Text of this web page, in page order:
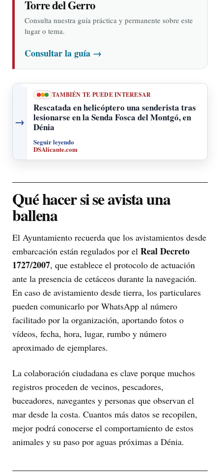
Torre del Gerro
Consulta nuestra guía práctica y permanente sobre este
lugar o tema.
Consultar la guía →
→
TAMBIÉN TE PUEDE INTERESAR
Rescatada en helicóptero una senderista tras
lesionarse en la Senda Fosca del Montgó, en
Dénia
Seguir leyendo
DSAlicante.com
Qué hacer si se avista una
ballena
El Ayuntamiento recuerda que los avistamientos desde
embarcación están regulados por el Real Decreto
1727/2007, que establece el protocolo de actuación
ante la presencia de cetáceos durante la navegación.
En caso de avistamiento desde tierra, los particulares
pueden comunicarlo por WhatsApp al número
facilitado por la organización, aportando fotos o
vídeos, fecha, hora, lugar, rumbo y número
aproximado de ejemplares.
La colaboración ciudadana es clave porque muchos
registros proceden de vecinos, pescadores,
buceadores, navegantes y personas que observan el
mar desde la costa. Cuantos más datos se recopilen,
mejor podrá conocerse el comportamiento de estos
animales y su paso por aguas próximas a Dénia.